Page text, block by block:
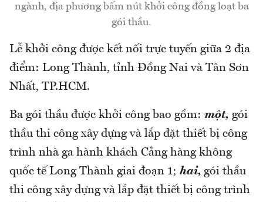
ngành, địa phương bấm nút khởi công đồng loạt ba
gói thầu.
Lễ khởi công được kết nối trực tuyến giữa 2 địa
điểm: Long Thành, tỉnh Đồng Nai và Tân Sơn
Nhất, TP.HCM.
Ba gói thầu được khởi công bao gồm: một, gói
thầu thi công xây dựng và lắp đặt thiết bị công
trình nhà ga hành khách Cảng hàng không
quốc tế Long Thành giai đoạn 1; hai, gói thầu
thi công xây dựng và lắp đặt thiết bị công trình